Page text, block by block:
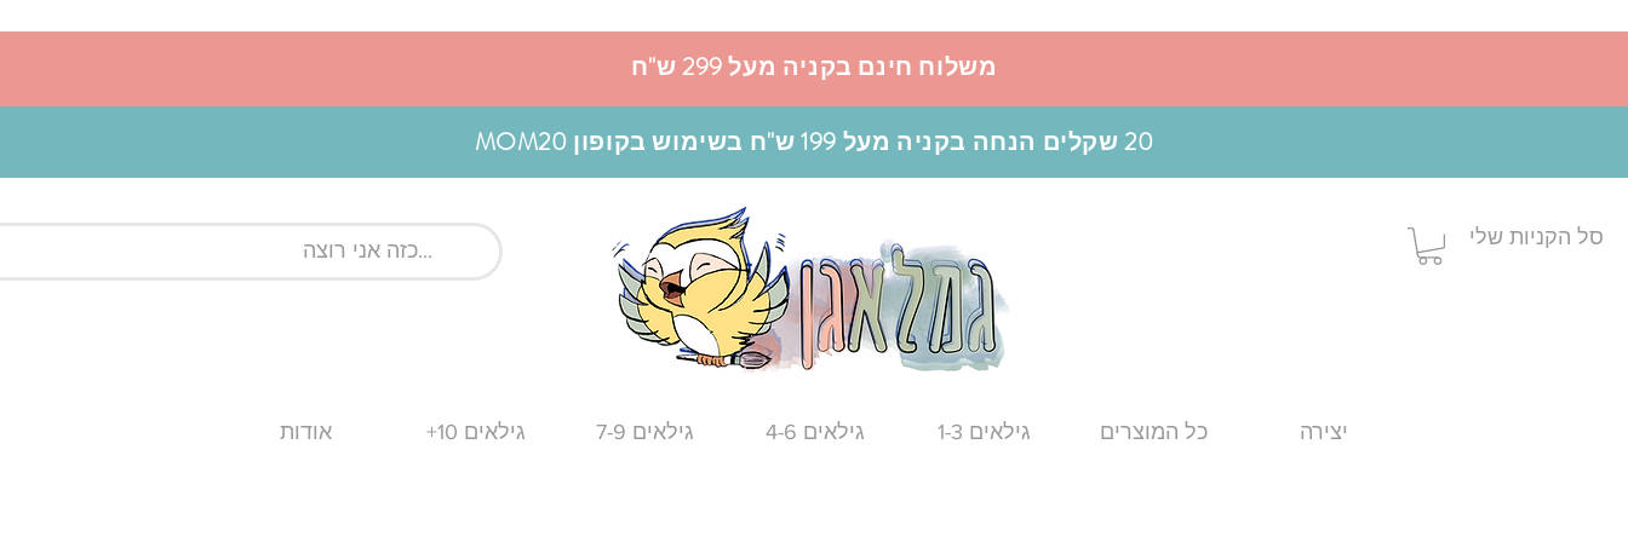
משלוח חינם בקניה מעל 299 ש"ח
20 שקלים הנחה בקניה מעל 199 ש"ח בשימוש בקופון MOM20
סל הקניות שלי
יצירה כל המוצרים גילאים 1-3 גילאים 4-6 גילאים 7-9 גילאים 10+ אודות